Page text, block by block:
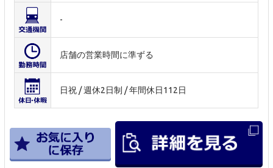
-
店舗の営業時間に準ずる
日祝 / 週休2日制 / 年間休日112日